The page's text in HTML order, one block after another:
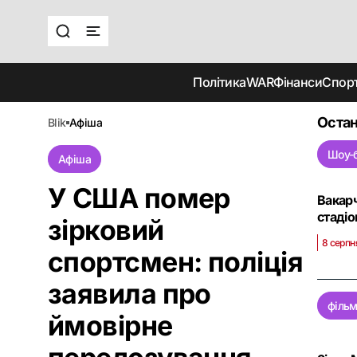
ПолітикаWARФінанси
blik афіша
Афіша
У США помер
зірковий
спортсмен: поліція
заявила про
ймовірне
Шоу-
8
фільм